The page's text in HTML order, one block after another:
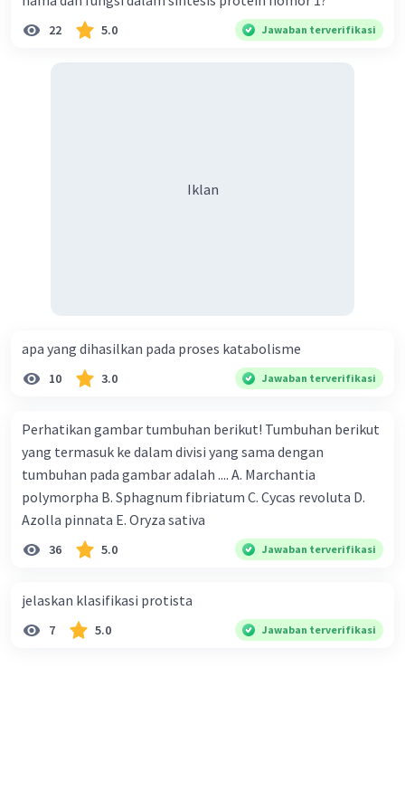
22 5.0 Jawaban terverifikasi
Iklan
apa yang dihasilkan pada proses katabolisme
10 3.0 Jawaban terverifikasi
Perhatikan gambar tumbuhan berikut! Tumbuhan berikut
yang termasuk ke dalam divisi yang sama dengan
tumbuhan pada gambar adalah .... A. Marchantia
polymorpha B. Sphagnum fibriatum C. Cycas revoluta D.
Azolla pinnata E. Oryza sativa
36 5.0 Jawaban terverifikasi
jelaskan klasifikasi protista
7 5.0 Jawaban terverifikasi